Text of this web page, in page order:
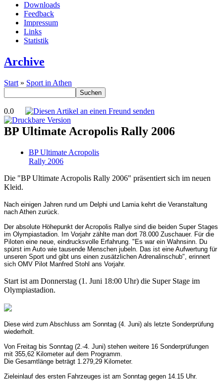
Downloads
Feedback
Impressum
Links
Statistik
Archive
Start » Sport in Athen
0.0
BP Ultimate Acropolis Rally 2006
BP Ultimate Acropolis
Rally 2006
Die "BP Ultimate Acropolis Rally 2006" präsentiert sich im neuen
Kleid.
Nach einigen Jahren rund um Delphi und Lamia kehrt die Veranstaltung
nach Athen zurück.
Der absolute Höhepunkt der Acropolis Rallye sind die beiden Super Stages
im Olympiastadion. Im Vorjahr zählte man dort 78.000 Zuschauer. Für die
Piloten eine neue, eindrucksvolle Erfahrung. "Es war ein Wahnsinn. Du
spürst im Auto wie tausende Menschen jubeln. Das ist eine Aufwertung für
unseren Sport und gibt uns einen zusätzlichen Adrenalinschub", erinnert
sich OMV Pilot Manfred Stohl ans Vorjahr.
Start ist am Donnerstag (1. Juni 18:00 Uhr) die Super Stage im
Olympiastadion.
Diese wird zum Abschluss am Sonntag (4. Juni) als letzte Sonderprüfung
wiederholt.
Von Freitag bis Sonntag (2.-4. Juni) stehen weitere 16 Sonderprüfungen
mit 355,62 Kilometer auf dem Programm.
Die Gesamtlänge beträgt 1.279,29 Kilometer.
Zieleinlauf des ersten Fahrzeuges ist am Sonntag gegen 14.15 Uhr.